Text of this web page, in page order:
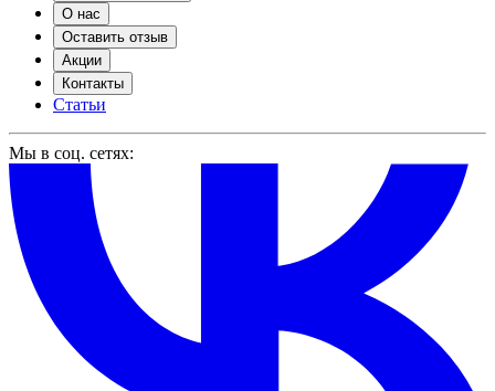
О нас
Оставить отзыв
Акции
Контакты
Статьи
Мы в соц. сетях: